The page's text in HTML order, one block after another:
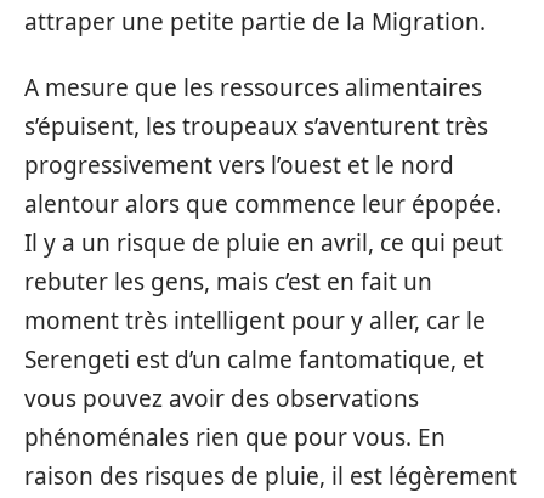
attraper une petite partie de la Migration.
A mesure que les ressources alimentaires
s’épuisent, les troupeaux s’aventurent très
progressivement vers l’ouest et le nord
alentour alors que commence leur épopée.
Il y a un risque de pluie en avril, ce qui peut
rebuter les gens, mais c’est en fait un
moment très intelligent pour y aller, car le
Serengeti est d’un calme fantomatique, et
vous pouvez avoir des observations
phénoménales rien que pour vous. En
raison des risques de pluie, il est légèrement